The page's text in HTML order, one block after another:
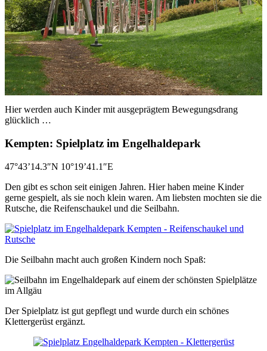
Hier werden auch Kinder mit ausgeprägtem Bewegungsdrang
glücklich …
Kempten: Spielplatz im Engelhaldepark
47°43’14.3″N 10°19’41.1″E
Den gibt es schon seit einigen Jahren. Hier haben meine Kinder
gerne gespielt, als sie noch klein waren. Am liebsten mochten sie die
Rutsche, die Reifenschaukel und die Seilbahn.
Die Seilbahn macht auch großen Kindern noch Spaß:
Der Spielplatz ist gut gepflegt und wurde durch ein schönes
Klettergerüst ergänzt.